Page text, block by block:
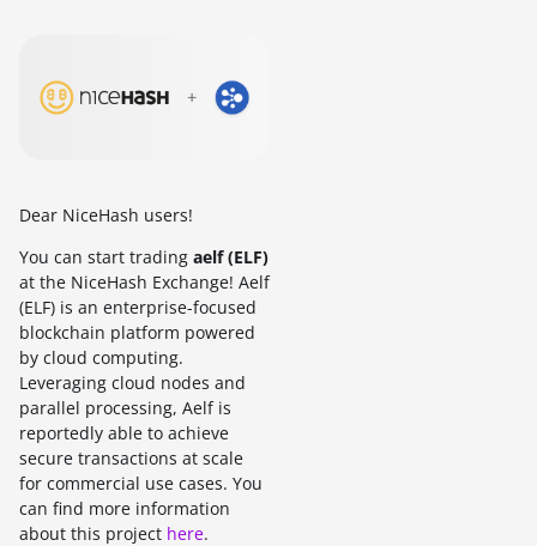
Dear NiceHash users!
You can start trading aelf (ELF)
at the NiceHash Exchange! Aelf
(ELF) is an enterprise-focused
blockchain platform powered
by cloud computing.
Leveraging cloud nodes and
parallel processing, Aelf is
reportedly able to achieve
secure transactions at scale
for commercial use cases. You
can find more information
about this project here.